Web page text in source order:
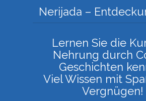
Nerijada –
Lernen Sie die
Nehrung durch
Geschichten
Viel Wissen mit
Vergnügen!